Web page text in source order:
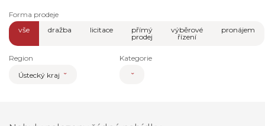
Forma prodeje
vše
dražba licitace
přímý
prodej
výběrové
řízení
pronájem
Region
Ústecký kraj
Kategorie